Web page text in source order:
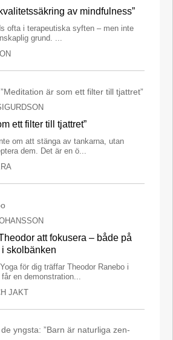
av mindfulness”
ofta i terapeutiska syften – men inte
grund. ...
ett filter till tjattret”
om att stänga av tankarna, utan
dem. Det är en ö...
att fokusera – både på
skolbänken
för dig träffar Theodor Ranebo i
en demonstration...
JAKT